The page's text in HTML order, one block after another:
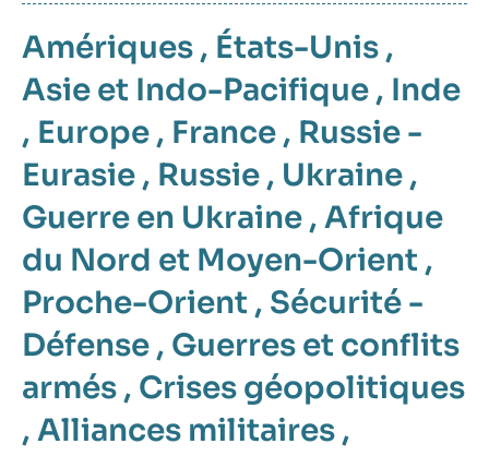
Amériques , États-Unis ,
Asie et Indo-Pacifique , Inde
, Europe , France , Russie -
Eurasie , Russie , Ukraine ,
Guerre en Ukraine , Afrique
du Nord et Moyen-Orient ,
Proche-Orient , Sécurité -
Défense , Guerres et conflits
armés , Crises géopolitiques
, Alliances militaires ,